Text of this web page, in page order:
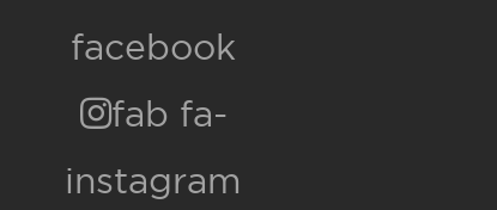
facebook
fab fa-
instagram